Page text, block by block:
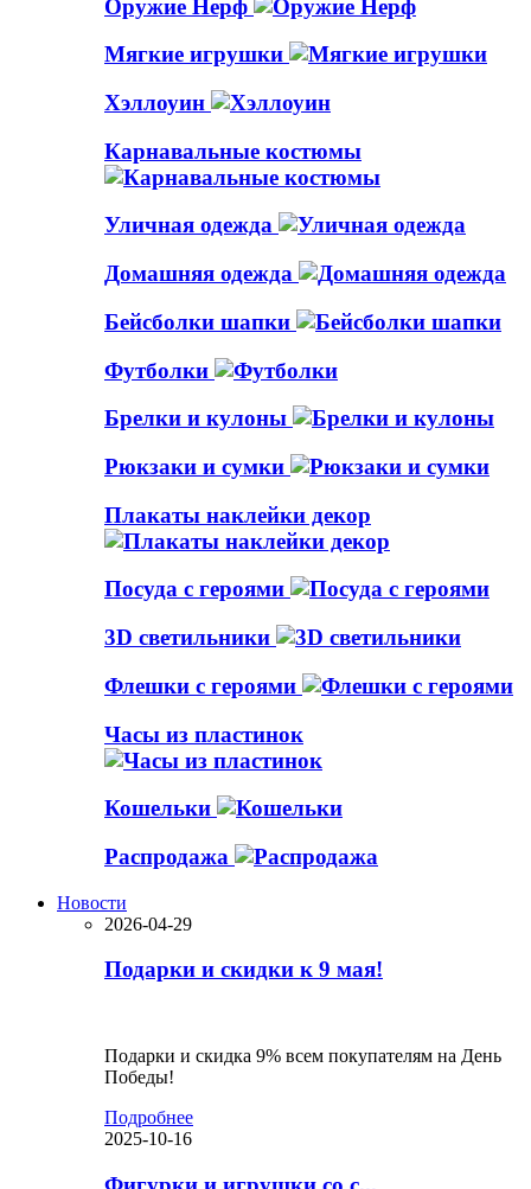
Оружие Нерф
Мягкие игрушки
Хэллоуин
Карнавальные костюмы
Уличная одежда
Домашняя одежда
Бейсболки шапки
Футболки
Брелки и кулоны
Рюкзаки и сумки
Плакаты наклейки декор
Посуда с героями
3D светильники
Флешки с героями
Часы из пластинок
Кошельки
Распродажа
Новости
2026-04-29
Подарки и скидки к 9 мая!
Подарки и скидка 9% всем покупателям на День
Победы!
Подробнее
2025-10-16